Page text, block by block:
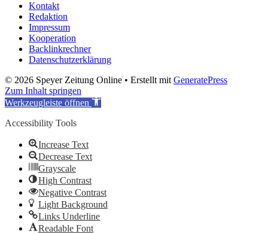
Kontakt
Redaktion
Impressum
Kooperation
Backlinkrechner
Datenschutzerklärung
© 2026 Speyer Zeitung Online • Erstellt mit GeneratePress
Zum Inhalt springen
Werkzeugleiste öffnen
Accessibility Tools
Increase Text
Decrease Text
Grayscale
High Contrast
Negative Contrast
Light Background
Links Underline
Readable Font